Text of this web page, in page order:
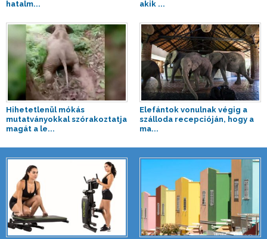
hatalm... akik ...
Hihetetlenül mókás
mutatványokkal szórakoztatja
magát a le...
Elefántok vonulnak végig a
szálloda recepcióján, hogy a
ma...